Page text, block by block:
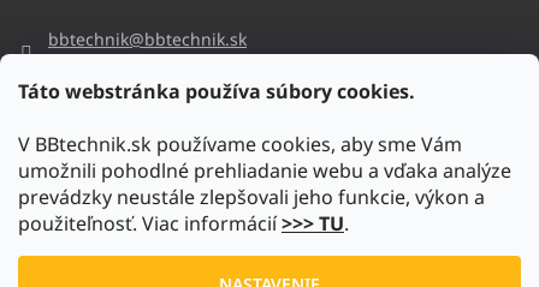
Táto webstránka používa súbory cookies.
V BBtechnik.sk používame cookies, aby sme Vám
umožnili pohodlné prehliadanie webu a vďaka analýze
prevádzky neustále zlepšovali jeho funkcie, výkon a
použiteľnosť. Viac informácií>>> TU.
bbtechnik@bbtechnik.sk
bbtechnik
https://www.youtube.com/@bb-techniks.r.o.7746